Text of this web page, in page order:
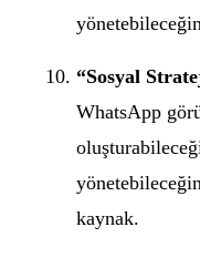
“Sosyal
WhatsApp
kaynak.